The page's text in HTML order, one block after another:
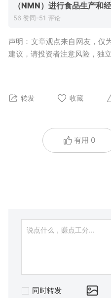
（NMN）进行食品生产和
56 赞同-51 评论
声明：文章观点来自网友，仅
建议，请投资者注意风险，独立
转发 收藏
有用 0
同时转发